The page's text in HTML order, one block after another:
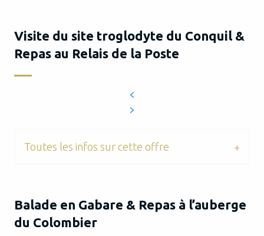
Visite du site troglodyte du Conquil &
Repas au Relais de la Poste
Toutes les infos sur cette offre
Balade en Gabare & Repas à l’auberge
du Colombier